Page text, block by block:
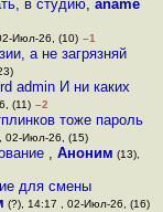
в студию, aname
Июл-26, (10) –1
а не загрязняй
admin И ни каких
(11) –2
тоже пароль
02-Июл-26, (15)
, Аноним (13),
для смены
(?), 14:17 , 02-Июл-26, (16)